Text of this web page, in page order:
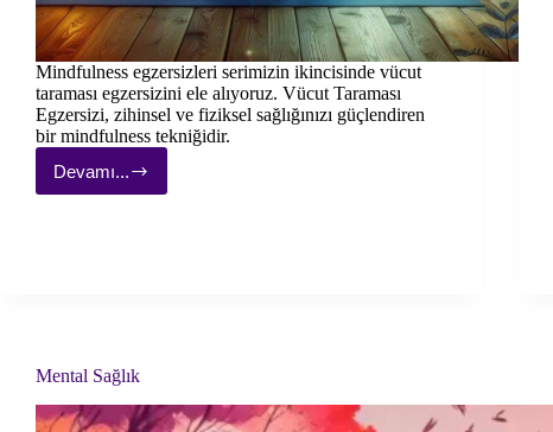
Mindfulness egzersizleri serimizin ikincisinde vücut
taraması egzersizini ele alıyoruz. Vücut Taraması
Egzersizi, zihinsel ve fiziksel sağlığınızı güçlendiren
bir mindfulness tekniğidir.
Devamı...Mindfulness
Egzersizleri
Mental Sağlık